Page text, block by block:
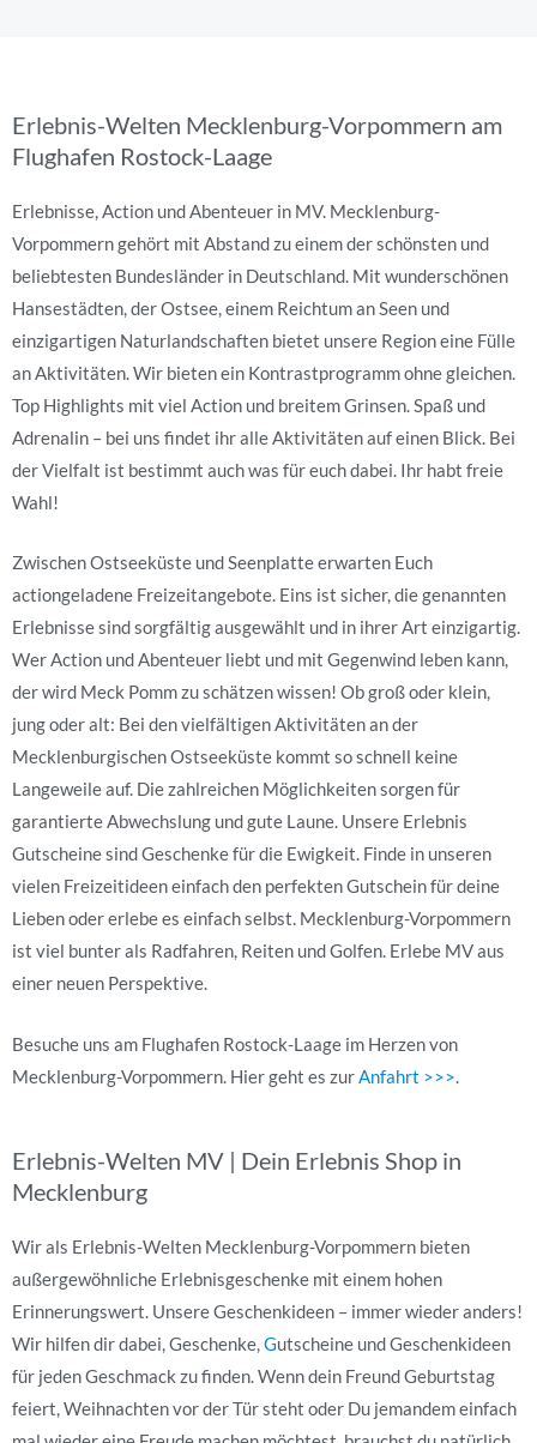
Erlebnis-Welten Mecklenburg-Vorpommern am
Flughafen Rostock-Laage
Erlebnisse, Action und Abenteuer in MV. Mecklenburg-
Vorpommern gehört mit Abstand zu einem der schönsten und
beliebtesten Bundesländer in Deutschland. Mit wunderschönen
Hansestädten, der Ostsee, einem Reichtum an Seen und
einzigartigen Naturlandschaften bietet unsere Region eine Fülle
an Aktivitäten. Wir bieten ein Kontrastprogramm ohne gleichen.
Top Highlights mit viel Action und breitem Grinsen. Spaß und
Adrenalin – bei uns findet ihr alle Aktivitäten auf einen Blick. Bei
der Vielfalt ist bestimmt auch was für euch dabei. Ihr habt freie
Wahl!
Zwischen Ostseeküste und Seenplatte erwarten Euch
actiongeladene Freizeitangebote. Eins ist sicher, die genannten
Erlebnisse sind sorgfältig ausgewählt und in ihrer Art einzigartig.
Wer Action und Abenteuer liebt und mit Gegenwind leben kann,
der wird Meck Pomm zu schätzen wissen! Ob groß oder klein,
jung oder alt: Bei den vielfältigen Aktivitäten an der
Mecklenburgischen Ostseeküste kommt so schnell keine
Langeweile auf. Die zahlreichen Möglichkeiten sorgen für
garantierte Abwechslung und gute Laune. Unsere Erlebnis
Gutscheine sind Geschenke für die Ewigkeit. Finde in unseren
vielen Freizeitideen einfach den perfekten Gutschein für deine
Lieben oder erlebe es einfach selbst. Mecklenburg-Vorpommern
ist viel bunter als Radfahren, Reiten und Golfen. Erlebe MV aus
einer neuen Perspektive.
Besuche uns am Flughafen Rostock-Laage im Herzen von
Mecklenburg-Vorpommern. Hier geht es zurAnfahrt >>>.
Erlebnis-Welten MV | Dein Erlebnis Shop in
Mecklenburg
Wir als Erlebnis-Welten Mecklenburg-Vorpommern bieten
außergewöhnliche Erlebnisgeschenke mit einem hohen
Erinnerungswert. Unsere Geschenkideen – immer wieder anders!
Wir hilfen dir dabei, Geschenke,Gutscheine und Geschenkideen
für jeden Geschmack zu finden. Wenn dein Freund Geburtstag
feiert, Weihnachten vor der Tür steht oder Du jemandem einfach